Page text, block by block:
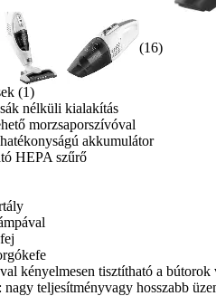
(16)
(1)
nélküli kialakítás
morzsaporszívóval
akkumulátor
HEPA szűrő
kényelmesen tisztítható a bútorok
nagy teljesítményvagy hosszabb